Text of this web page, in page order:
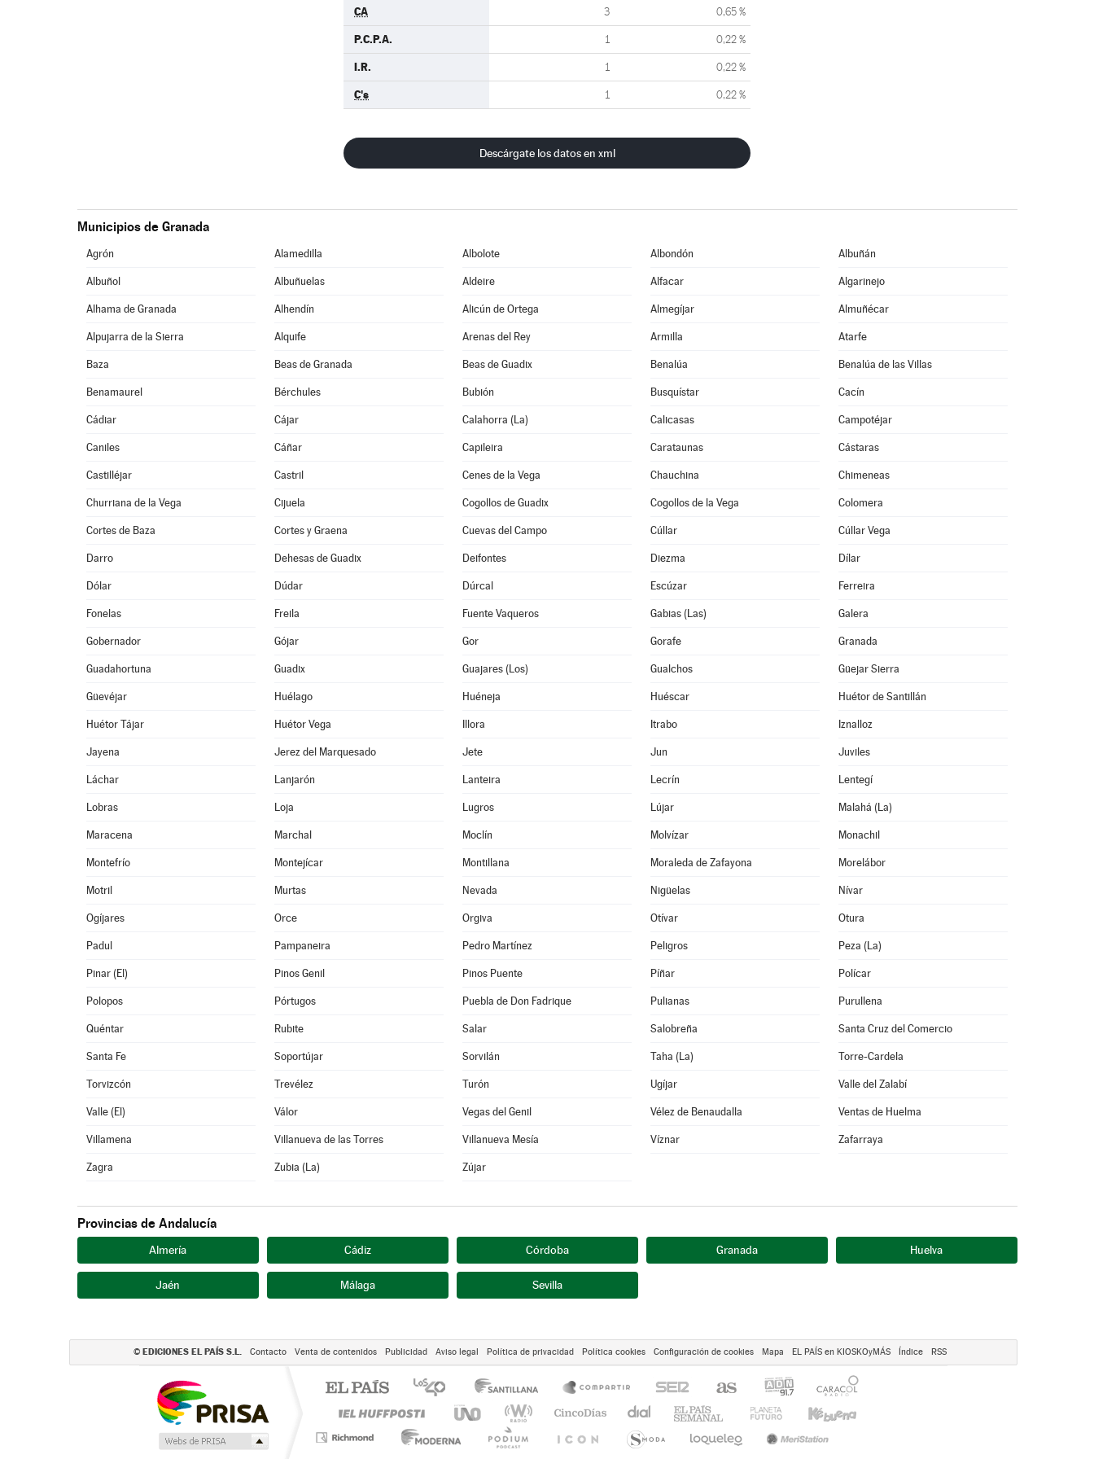
CA 3 0,65 %
P.C.P.A. 1 0,22 %
I.R. 1 0,22 %
C's 1 0,22 %
Descárgate los datos en xml
Municipios de Granada
Agrón Alamedilla Albolote Albondón Albuñán
Albuñol Albuñuelas Aldeire Alfacar Algarinejo
Alhama de Granada Alhendín Alicún de Ortega Almegíjar Almuñécar
Alpujarra de la Sierra Alquife Arenas del Rey Armilla Atarfe
Baza Beas de Granada Beas de Guadix Benalúa Benalúa de las Villas
Benamaurel Bérchules Bubión Busquístar Cacín
Cádiar Cájar Calahorra (La) Calicasas Campotéjar
Caniles Cáñar Capileira Carataunas Cástaras
Castilléjar Castril Cenes de la Vega Chauchina Chimeneas
Churriana de la Vega Cijuela Cogollos de Guadix Cogollos de la Vega Colomera
Cortes de Baza Cortes y Graena Cuevas del Campo Cúllar Cúllar Vega
Darro Dehesas de Guadix Deifontes Diezma Dílar
Dólar Dúdar Dúrcal Escúzar Ferreira
Fonelas Freila Fuente Vaqueros Gabias (Las) Galera
Gobernador Gójar Gor Gorafe Granada
Guadahortuna Guadix Guajares (Los) Gualchos Güejar Sierra
Güevéjar Huélago Huéneja Huéscar Huétor de Santillán
Huétor Tájar Huétor Vega Illora Itrabo Iznalloz
Jayena Jerez del Marquesado Jete Jun Juviles
Láchar Lanjarón Lanteira Lecrín Lentegí
Lobras Loja Lugros Lújar Malahá (La)
Maracena Marchal Moclín Molvízar Monachil
Montefrío Montejícar Montillana Moraleda de Zafayona Morelábor
Motril Murtas Nevada Nigüelas Nívar
Ogíjares Orce Orgiva Otívar Otura
Padul Pampaneira Pedro Martínez Peligros Peza (La)
Pinar (El) Pinos Genil Pinos Puente Píñar Polícar
Polopos Pórtugos Puebla de Don Fadrique Pulianas Purullena
Quéntar Rubite Salar Salobreña Santa Cruz del Comercio
Santa Fe Soportújar Sorvilán Taha (La) Torre-Cardela
Torvizcón Trevélez Turón Ugíjar Valle del Zalabí
Valle (El) Válor Vegas del Genil Vélez de Benaudalla Ventas de Huelma
Villamena Villanueva de las Torres Villanueva Mesía Víznar Zafarraya
Zagra Zubia (La) Zújar
Provincias de Andalucía
Almería Cádiz Córdoba Granada Huelva
Jaén Málaga Sevilla
© EDICIONES EL PAÍS S.L. Contacto Venta de contenidos Publicidad Aviso legal Política de privacidad Política cookies Configuración de cookies Mapa EL PAÍS en KIOSKOyMÁS Índice RSS